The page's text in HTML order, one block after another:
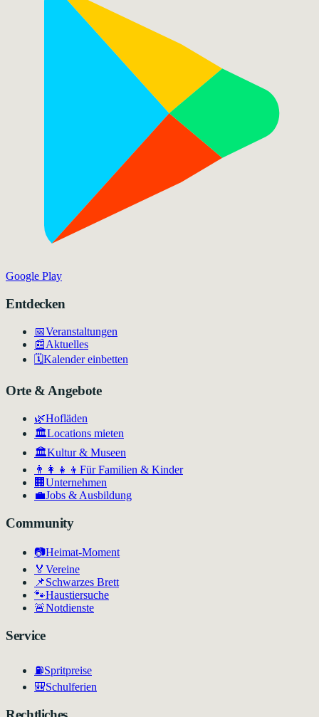
Google Play
Entdecken
📅Veranstaltungen
📰Aktuelles
🗓️Kalender einbetten
Orte & Angebote
🌿Hofläden
🏛️Locations mieten
🏛Kultur & Museen
👨‍👩‍👧‍👦 Für Familien & Kinder
🏢 Unternehmen
💼Jobs & Ausbildung
Community
📷Heimat-Moment
🏅 Vereine
📌Schwarzes Brett
🐾Haustiersuche
🚨Notdienste
Service
⛽Spritpreise
🎒Schulferien